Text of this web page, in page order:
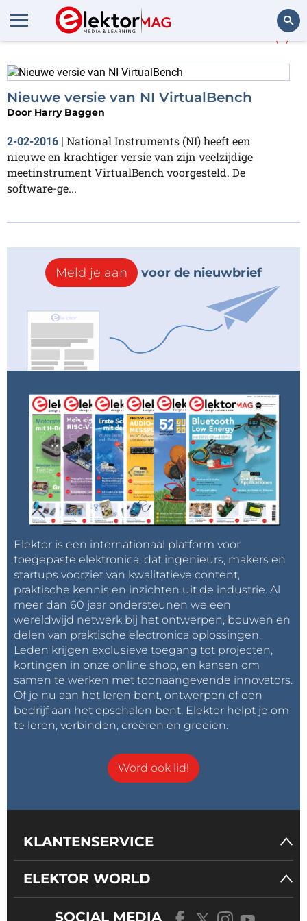
Meer overVirtualBench (1)
Nieuwe versie van NI VirtualBench
Door Harry Baggen
2-02-2016 | National Instruments (NI) heeft een
nieuwe en krachtiger versie van zijn veelzijdige
meetinstrument VirtualBench voorgesteld. De
software-ge...
Meld je aan voor de nieuwbrief
Elektor is een internationaal platform voor
toegepaste elektronica, dat ingenieurs, makers en
startups voorziet van kwalitatieve content,
praktische kennis en inzichten uit de industrie. Al
meer dan 60 jaar ondersteunen we een
wereldwijd netwerk bij het ontwerpen, bouwen en
delen van praktische electronica oplossingen.
Leden krijgen exclusieve toegang tot projecten,
kortingen in onze online shop, en kansen om
samen te werken met toonaangevende innovators.
Of je nu aan het leren bent, ontwerpen of een
bedrijf aan het opschalen bent, Elektor helpt je om
te leren, verbinden, creëren en groeien.
Word ook lid!
KLANTENSERVICE
ELEKTOR WORLD
SOCIAL MEDIA